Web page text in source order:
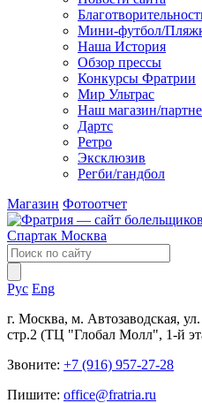
Мини-футбол/
Наша История
Обзор прессы
Конкурсы Фратрии
Мир Ультрас
Наш магазин/
Дартс
Ретро
Эксклюзив
Регби/гандбол
Магазин Фотоотчет
Рус Eng
г. Москва, м. Автозаводская,
стр.2 (ТЦ "Глобал Молл", 1-й
Звоните: +7 (916) 957-27-28
Пишите: office@fratria.ru